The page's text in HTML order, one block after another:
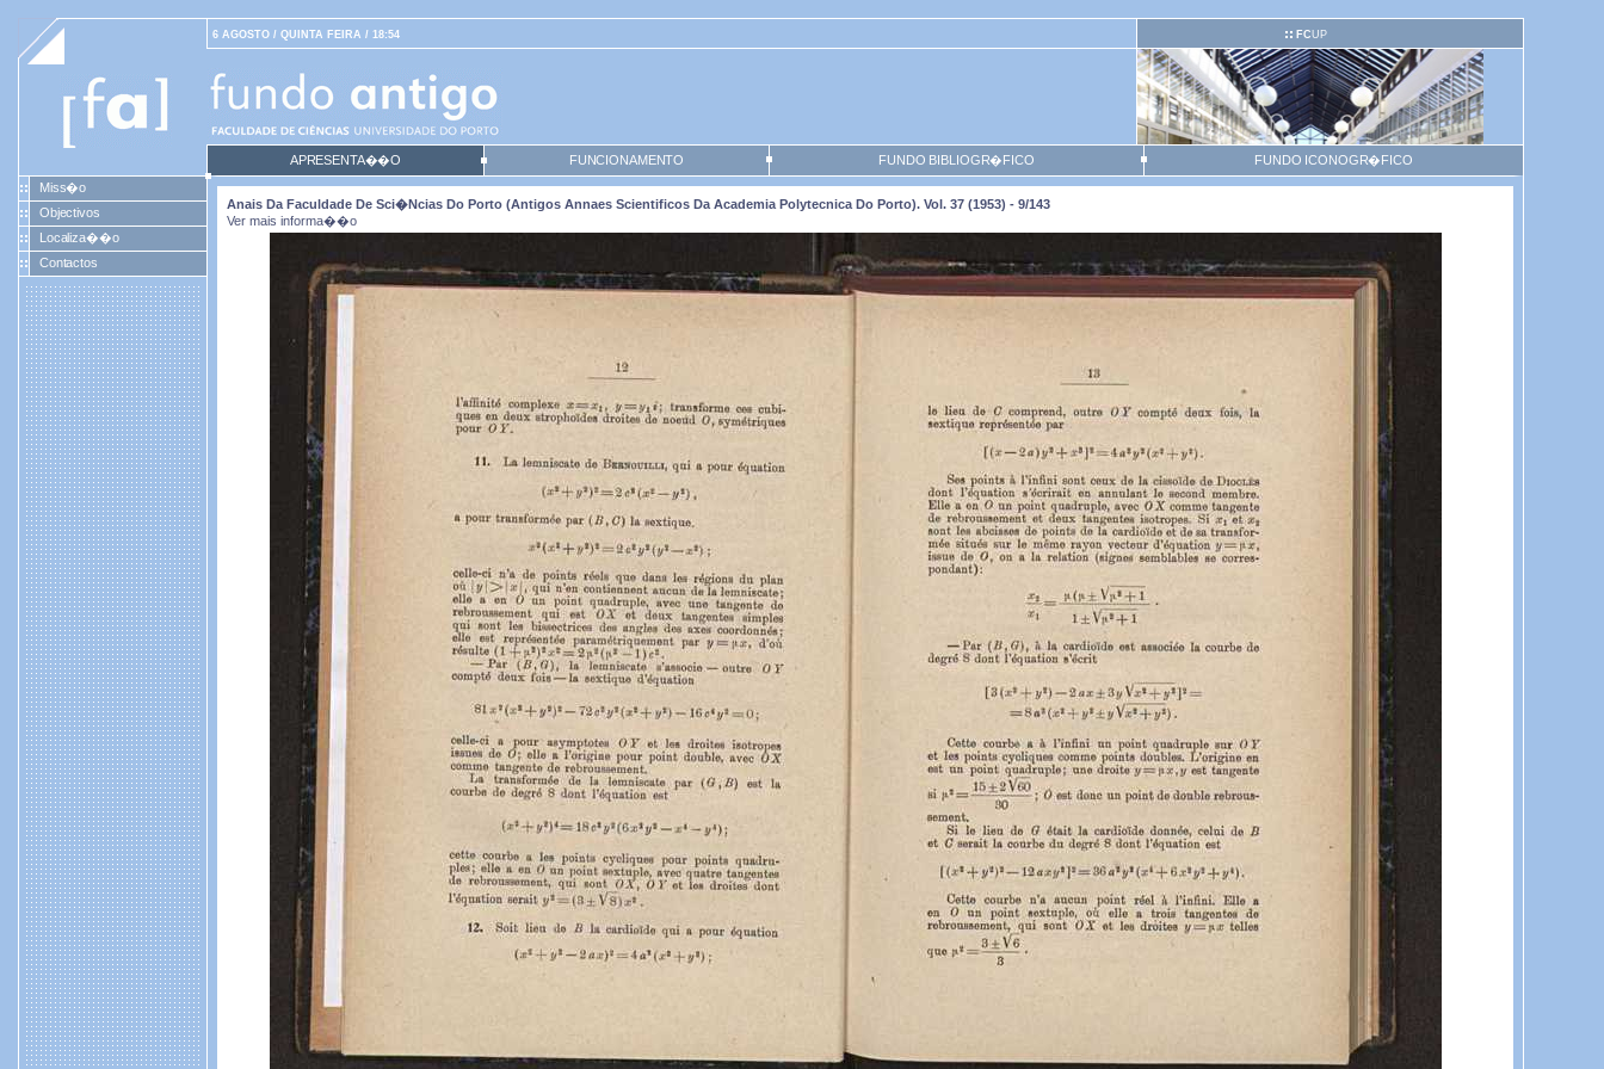
6 AGOSTO / QUINTA FEIRA / 18:54 FCUP
APRESENTA��O FUNCIONAMENTO FUNDO BIBLIOGR�FICO
FUNDO ICONOGR�FICO
Miss�o
Objectivos
Localiza��o
Contactos
Anais Da Faculdade De Sci�ncias Do Porto (antigos Annaes Scientificos Da Academia Polytecnica Do Porto). Vol. 37 (1953) - 9/143
Ver mais informa��o